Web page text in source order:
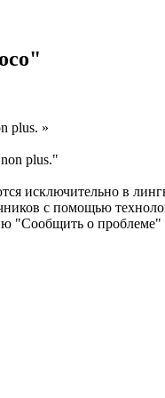
plus. »
non plus."
исключительно в
с помощью
"Сообщить о проблеме"